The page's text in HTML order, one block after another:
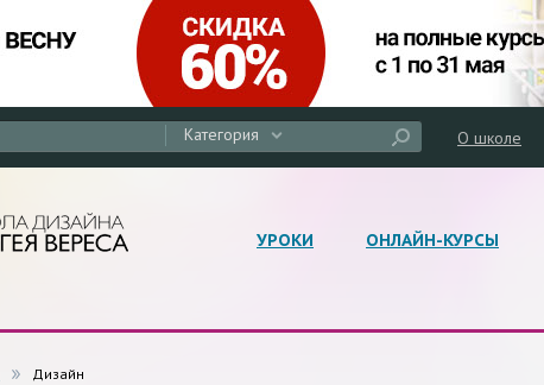
Категория О школе
УРОКИ ОНЛАЙН-КУРСЫ
Дизайн